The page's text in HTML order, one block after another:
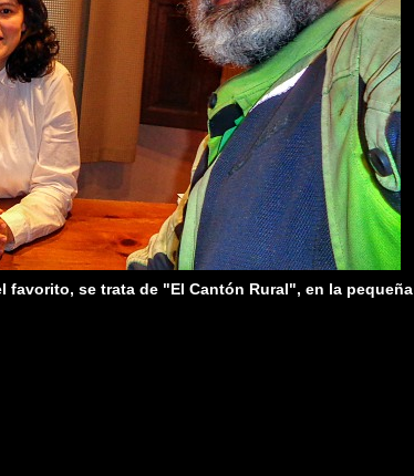
favorito, se trata de "El Cantón Rural", en la pequeña